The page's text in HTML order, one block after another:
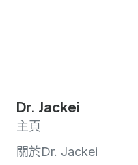
Dr. Jackei
主頁
關於Dr. Jackei